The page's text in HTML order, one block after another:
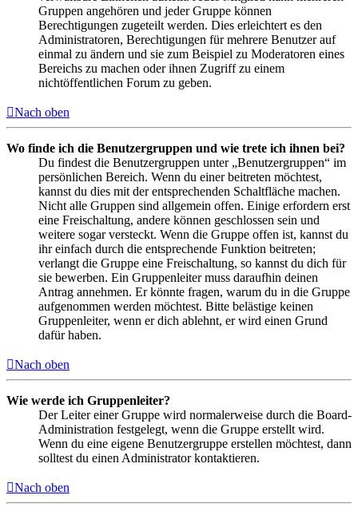
Gruppen angehören und jeder Gruppe können
Berechtigungen zugeteilt werden. Dies erleichtert es den
Administratoren, Berechtigungen für mehrere Benutzer auf
einmal zu ändern und sie zum Beispiel zu Moderatoren eines
Bereichs zu machen oder ihnen Zugriff zu einem
nichtöffentlichen Forum zu geben.
Nach oben
Wo finde ich die Benutzergruppen und wie trete ich ihnen bei?
Du findest die Benutzergruppen unter „Benutzergruppen“ im
persönlichen Bereich. Wenn du einer beitreten möchtest,
kannst du dies mit der entsprechenden Schaltfläche machen.
Nicht alle Gruppen sind allgemein offen. Einige erfordern erst
eine Freischaltung, andere können geschlossen sein und
weitere sogar versteckt. Wenn die Gruppe offen ist, kannst du
ihr einfach durch die entsprechende Funktion beitreten;
verlangt die Gruppe eine Freischaltung, so kannst du dich für
sie bewerben. Ein Gruppenleiter muss daraufhin deinen
Antrag annehmen. Er könnte fragen, warum du in die Gruppe
aufgenommen werden möchtest. Bitte belästige keinen
Gruppenleiter, wenn er dich ablehnt, er wird einen Grund
dafür haben.
Nach oben
Wie werde ich Gruppenleiter?
Der Leiter einer Gruppe wird normalerweise durch die Board-
Administration festgelegt, wenn die Gruppe erstellt wird.
Wenn du eine eigene Benutzergruppe erstellen möchtest, dann
solltest du einen Administrator kontaktieren.
Nach oben